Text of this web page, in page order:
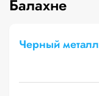
Балахне
Черный